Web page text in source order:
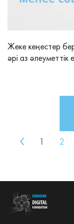
Жеке кеңестер
әрі аз әлеуметтік
1 2